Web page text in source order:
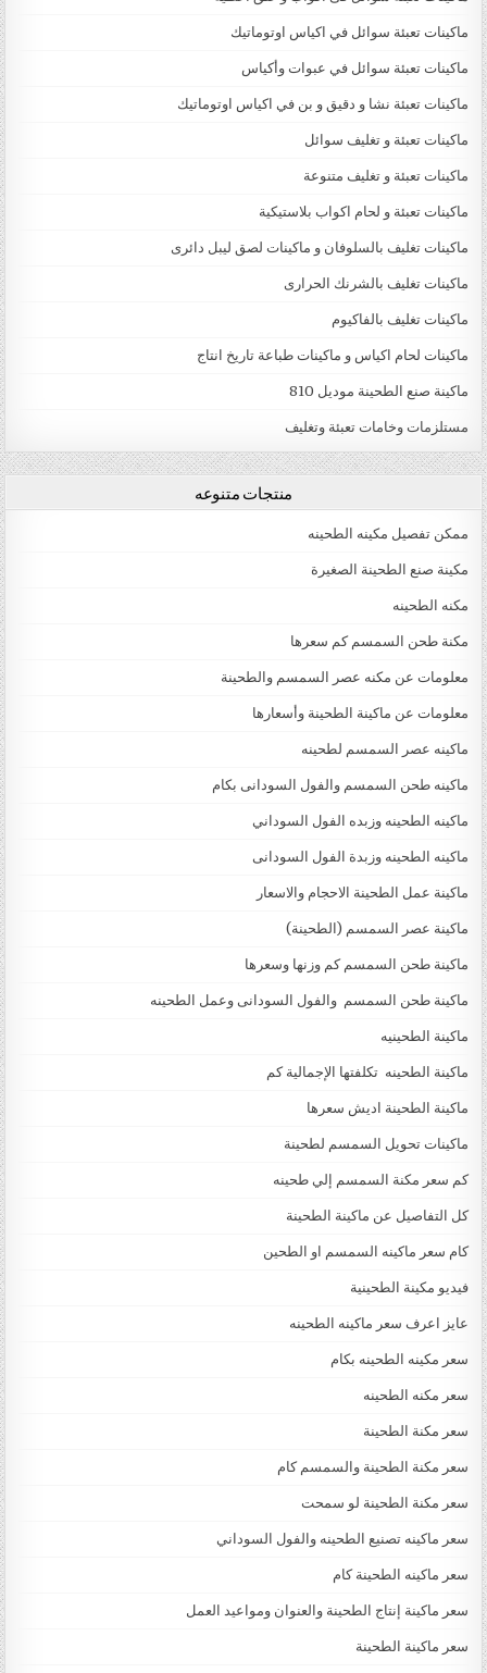
ماكينات تعبئة سوائل في اكياس اوتوماتيك
ماكينات تعبئة سوائل في عبوات وأكياس
ماكينات تعبئة نشا و دقيق و بن في اكياس اوتوماتيك
ماكينات تعبئة و تغليف سوائل
ماكينات تعبئة و تغليف متنوعة
ماكينات تعبئة و لحام اكواب بلاستيكية
ماكينات تغليف بالسلوفان و ماكينات لصق ليبل دائرى
ماكينات تغليف بالشرنك الحرارى
ماكينات تغليف بالفاكيوم
ماكينات لحام اكياس و ماكينات طباعة تاريخ انتاج
ماكينة صنع الطحينة موديل 810
مستلزمات وخامات تعبئة وتغليف
منتجات متنوعه
ممكن تفصيل مكينه الطحينه
مكينة صنع الطحينة الصغيرة
مكنه الطحينه
مكنة طحن السمسم كم سعرها
معلومات عن مكنه عصر السمسم والطحينة
معلومات عن ماكينة الطحينة وأسعارها
ماكينه عصر السمسم لطحينه
ماكينه طحن السمسم والفول السودانى بكام
ماكينه الطحينه وزبده الفول السوداني
ماكينه الطحينه وزبدة الفول السودانى
ماكينة عمل الطحينة الاحجام والاسعار
ماكينة عصر السمسم (الطحينة)
ماكينة طحن السمسم كم وزنها وسعرها
ماكينة طحن السمسم والفول السودانى وعمل الطحينه
ماكينة الطحينيه
ماكينة الطحينه تكلفتها الإجمالية كم
ماكينة الطحينة اديش سعرها
ماكينات تحويل السمسم لطحينة
كم سعر مكنة السمسم إلي طحينه
كل التفاصيل عن ماكينة الطحينة
كام سعر ماكينه السمسم او الطحين
فيديو مكينة الطحينية
عايز اعرف سعر ماكينه الطحينه
سعر مكينه الطحينه بكام
سعر مكنه الطحينه
سعر مكنة الطحينة
سعر مكنة الطحينة والسمسم كام
سعر مكنة الطحينة لو سمحت
سعر ماكينه تصنيع الطحينه والفول السوداني
سعر ماكينه الطحينة كام
سعر ماكينة إنتاج الطحينة والعنوان ومواعيد العمل
سعر ماكينة الطحينة